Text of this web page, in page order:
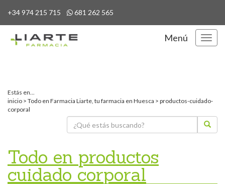
+34 974 215 715 681 262 565
Menú
Menú
Estás en...
inicio > Todo en Farmacia Liarte, tu farmacia en Huesca > productos-cuidado-
corporal
Todo en productos
cuidado corporal